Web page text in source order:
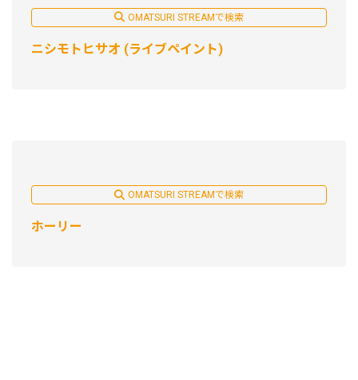
OMATSURI STREAMで検索
ニシモトヒサオ (ライブペイント)
OMATSURI STREAMで検索
ホーリー